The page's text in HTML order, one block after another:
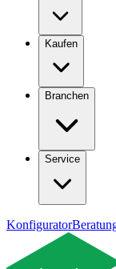
Kaufen
Branchen
Service
Konfigurator